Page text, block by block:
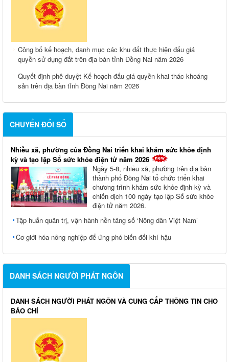
Công bố kế hoạch, danh mục các khu đất thực hiện đấu giá
quyền sử dụng đất trên địa bàn tỉnh Đồng Nai năm 2026
Quyết định phê duyệt Kế hoạch đấu giá quyền khai thác khoáng
sản trên địa bàn tỉnh Đồng Nai năm 2026
CHUYỂN ĐỔI SỐ
Nhiều xã, phường của Đồng Nai triển khai khám sức khỏe định
kỳ và tạo lập Sổ sức khỏe điện tử năm 2026
Ngày 5-8, nhiều xã, phường trên địa bàn
thành phố Đồng Nai tổ chức triển khai
chương trình khám sức khỏe định kỳ và
chiến dịch 100 ngày tạo lập Sổ sức khỏe
điện tử năm 2026.
Tập huấn quản trị, vận hành nền tảng số ‘Nông dân Việt Nam’
Cơ giới hóa nông nghiệp để ứng phó biến đổi khí hậu
DANH SÁCH NGƯỜI PHÁT NGÔN
DANH SÁCH NGƯỜI PHÁT NGÔN VÀ CUNG CẤP THÔNG TIN CHO
BÁO CHÍ